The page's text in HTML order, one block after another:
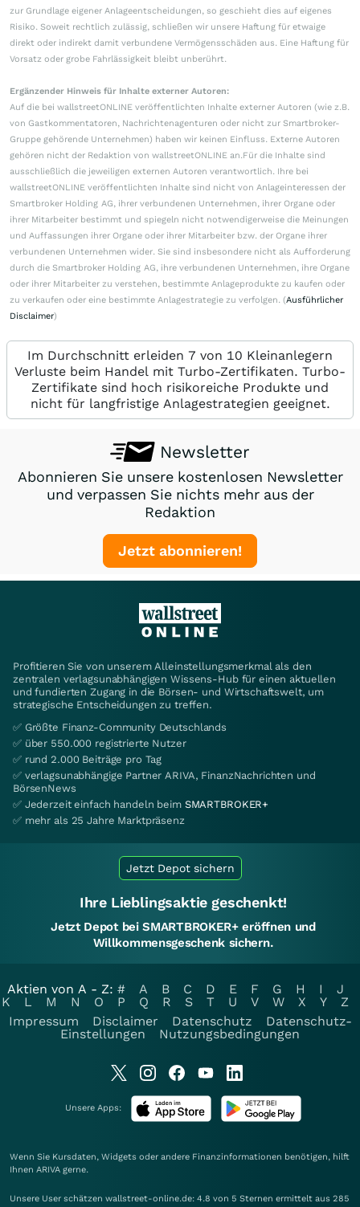
zur Grundlage eigener Anlageentscheidungen, so geschieht dies auf eigenes
Risiko. Soweit rechtlich zulässig, schließen wir unsere Haftung für etwaige
direkt oder indirekt damit verbundene Vermögensschäden aus. Eine Haftung für
Vorsatz oder grobe Fahrlässigkeit bleibt unberührt.
Ergänzender Hinweis für Inhalte externer Autoren:
Auf die bei wallstreetONLINE veröffentlichten Inhalte externer Autoren (wie z.B.
von Gastkommentatoren, Nachrichtenagenturen oder nicht zur Smartbroker-
Gruppe gehörende Unternehmen) haben wir keinen Einfluss. Externe Autoren
gehören nicht der Redaktion von wallstreetONLINE an.Für die Inhalte sind
ausschließlich die jeweiligen externen Autoren verantwortlich. Ihre bei
wallstreetONLINE veröffentlichten Inhalte sind nicht von Anlageinteressen der
Smartbroker Holding AG, ihrer verbundenen Unternehmen, ihrer Organe oder
ihrer Mitarbeiter bestimmt und spiegeln nicht notwendigerweise die Meinungen
und Auffassungen ihrer Organe oder ihrer Mitarbeiter bzw. der Organe ihrer
verbundenen Unternehmen wider. Sie sind insbesondere nicht als Aufforderung
durch die Smartbroker Holding AG, ihre verbundenen Unternehmen, ihre Organe
oder ihrer Mitarbeiter zu verstehen, bestimmte Anlageprodukte zu kaufen oder
zu verkaufen oder eine bestimmte Anlagestrategie zu verfolgen. (Ausführlicher
Disclaimer)
Im Durchschnitt erleiden 7 von 10 Kleinanlegern
Verluste beim Handel mit Turbo-Zertifikaten. Turbo-
Zertifikate sind hoch risikoreiche Produkte und
nicht für langfristige Anlagestrategien geeignet.
Newsletter
Abonnieren Sie unsere kostenlosen Newsletter
und verpassen Sie nichts mehr aus der
Redaktion
Jetzt abonnieren!
Profitieren Sie von unserem Alleinstellungsmerkmal als den
zentralen verlagsunabhängigen Wissens-Hub für einen aktuellen
und fundierten Zugang in die Börsen- und Wirtschaftswelt, um
strategische Entscheidungen zu treffen.
✅ Größte Finanz-Community Deutschlands
✅ über 550.000 registrierte Nutzer
✅ rund 2.000 Beiträge pro Tag
✅ verlagsunabhängige Partner ARIVA, FinanzNachrichten und
BörsenNews
✅ Jederzeit einfach handeln beim SMARTBROKER+
✅ mehr als 25 Jahre Marktpräsenz
Jetzt Depot sichern
Ihre Lieblingsaktie geschenkt!
Jetzt Depot bei SMARTBROKER+ eröffnen und
Willkommensgeschenk sichern.
Aktien von A - Z: # A B C D E F G H I
J
K
L M N O P Q R S T U V W X Y
Z
Impressum
Disclaimer Datenschutz
Datenschutz-
Einstellungen
Nutzungsbedingungen
Unsere Apps:
Wenn Sie Kursdaten, Widgets oder andere Finanzinformationen benötigen, hilft
Ihnen ARIVA gerne.
Unsere User schätzen wallstreet-online.de: 4.8 von 5 Sternen ermittelt aus 285